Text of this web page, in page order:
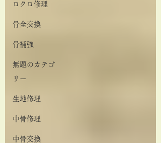
ロクロ修理
骨全交換
骨補強
無題のカテゴ
リー
生地修理
中骨修理
中骨交換